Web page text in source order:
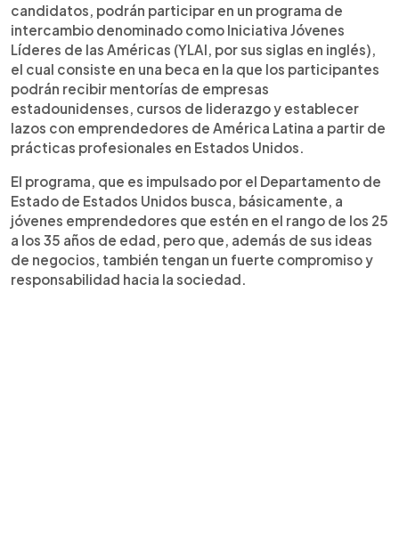
candidatos, podrán participar en un programa de
intercambio denominado como Iniciativa Jóvenes
Líderes de las Américas (YLAI, por sus siglas en inglés),
el cual consiste en una beca en la que los participantes
podrán recibir mentorías de empresas
estadounidenses, cursos de liderazgo y establecer
lazos con emprendedores de América Latina a partir de
prácticas profesionales en Estados Unidos.
El programa, que es impulsado por el Departamento de
Estado de Estados Unidos busca, básicamente, a
jóvenes emprendedores que estén en el rango de los 25
a los 35 años de edad, pero que, además de sus ideas
de negocios, también tengan un fuerte compromiso y
responsabilidad hacia la sociedad.